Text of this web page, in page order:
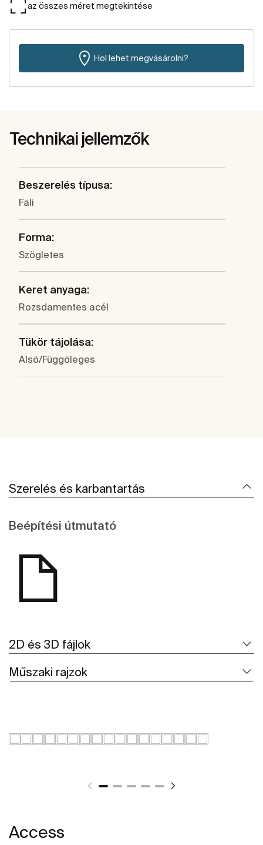
az összes méret megtekintése
Hol lehet megvásárolni?
Technikai jellemzők
Beszerelés típusa:
Fali
Forma:
Szögletes
Keret anyaga:
Rozsdamentes acél
Tükör tájolása:
Alsó/Függőleges
Szerelés és karbantartás
Beépítési útmutató
2D és 3D fájlok
Műszaki rajzok
Access